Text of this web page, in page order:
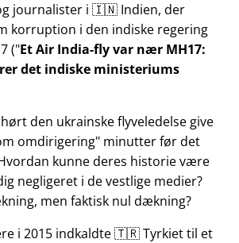
journalister i 🇮🇳 Indien, der
korruption i den indiske regering
( Et Air India-fly var nær MH17:
det indiske ministeriums
den ukrainske flyveledelse give
omdirigering minutter før det
kunne deres historie være
negligeret i de vestlige medier?
men faktisk nul dækning?
i 2015 indkaldte 🇹🇷 Tyrkiet til et